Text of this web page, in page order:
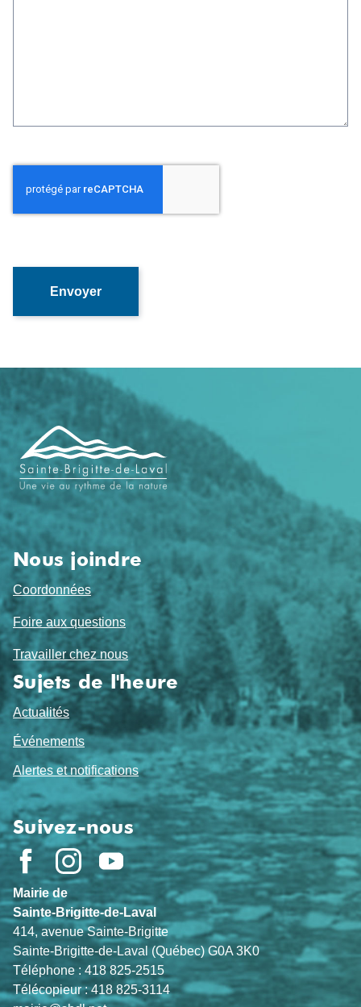
Navigation
de
pied
de
page
Nous joindre
Coordonnées
Foire aux questions
Travailler chez nous
Sujets de l'heure
Actualités
Événements
Alertes et notifications
Suivez-nous
Mairie de
Sainte-Brigitte-de-Laval
414, avenue Sainte-Brigitte
Sainte-Brigitte-de-Laval (Québec) G0A 3K0
Téléphone : 418 825-2515
Télécopieur : 418 825-3114